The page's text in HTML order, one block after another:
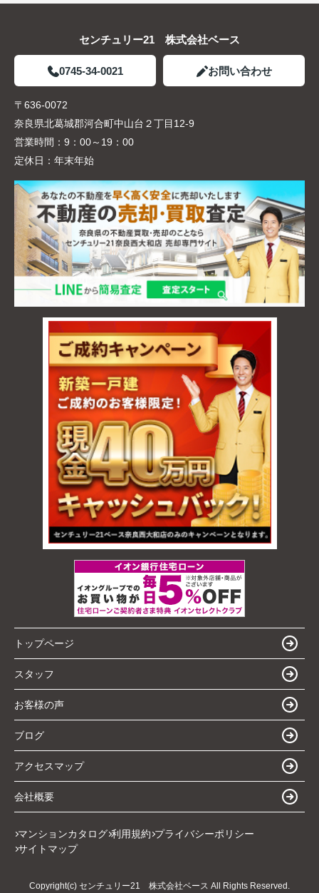
センチュリー21 株式会社ベース
0745-34-0021 お問い合わせ
〒636-0072
奈良県北葛城郡河合町中山台２丁目12-9
営業時間： 9：00～19：00
定休日： 年末年始
トップページ
スタッフ
お客様の声
ブログ
アクセスマップ
会社概要
マンションカタログ 利用規約 プライバシーポリシー
サイトマップ
Copyright(c) センチュリー21 株式会社ベース All Rights Reserved.